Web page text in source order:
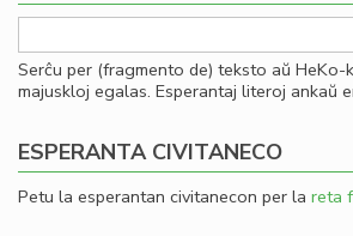
Serĉu per (fragmento de) teksto aŭ HeKo-
majuskloj egalas. Esperantaj literoj ankaŭ
ESPERANTA CIVITANECO
Petu la esperantan civitanecon per la reta